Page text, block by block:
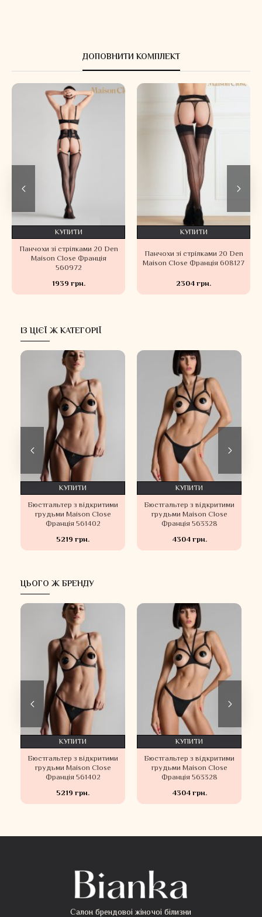
ДОПОВНИТИ КОМПЛЕКТ
Панчохи зі стрілками 20 Den
Maison Close Франція
560972
1939 грн.
КУПИТИ
Панчохи зі стрілками 20 Den
Maison Close Франція 608127
2304 грн.
КУПИТИ
ІЗ ЦІЄЇ Ж КАТЕГОРІЇ
Бюстгальтер з відкритими
грудьми Maison Close
Франція 561402
5219 грн.
КУПИТИ
Бюстгальтер з відкритими
грудьми Maison Close
Франція 563328
4304 грн.
КУПИТИ
ЦЬОГО Ж БРЕНДУ
Бюстгальтер з відкритими
грудьми Maison Close
Франція 561402
5219 грн.
КУПИТИ
Бюстгальтер з відкритими
грудьми Maison Close
Франція 563328
4304 грн.
КУПИТИ
Салон брендовоі жіночоі білизни